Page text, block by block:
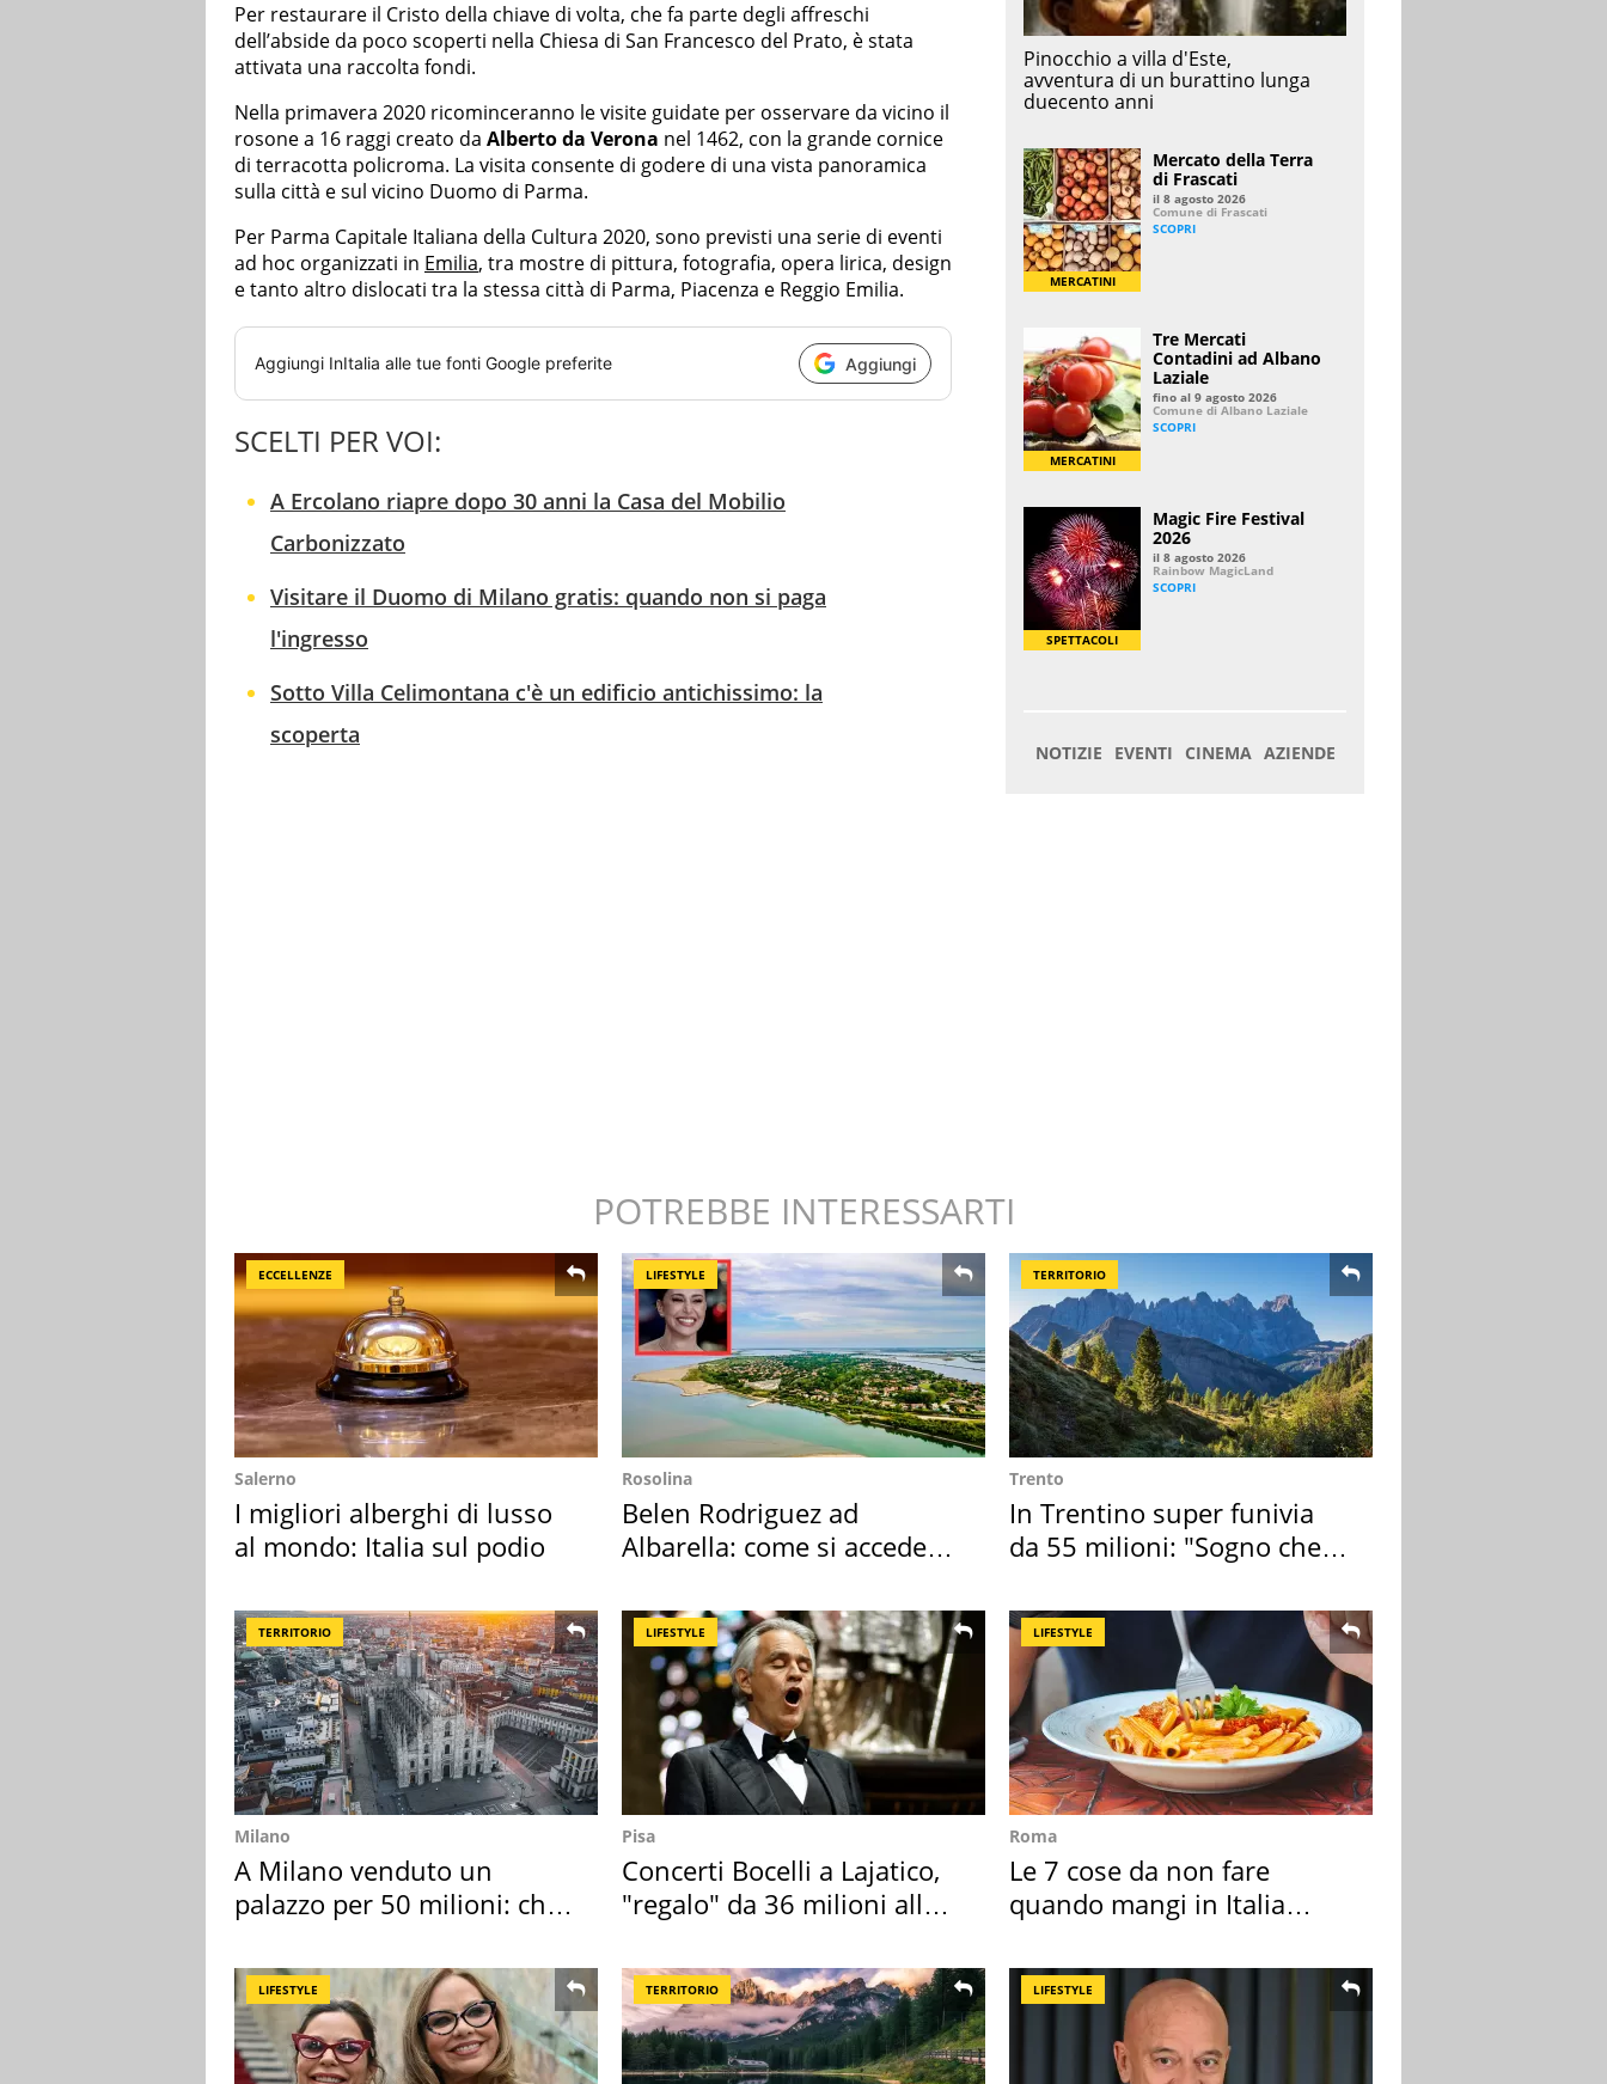
Per restaurare il Cristo della chiave di volta, che fa parte degli affreschi
dell’abside da poco scoperti nella Chiesa di San Francesco del Prato, è stata
attivata una raccolta fondi.
Nella primavera 2020 ricominceranno le visite guidate per osservare da vicino il
rosone a 16 raggi creato da Alberto da Verona nel 1462, con la grande cornice
di terracotta policroma. La visita consente di godere di una vista panoramica
sulla città e sul vicino Duomo di Parma.
Per Parma Capitale Italiana della Cultura 2020, sono previsti una serie di eventi
ad hoc organizzati in Emilia, tra mostre di pittura, fotografia, opera lirica, design
e tanto altro dislocati tra la stessa città di Parma, Piacenza e Reggio Emilia.
Aggiungi InItalia alle tue fonti Google preferite Aggiungi
SCELTI PER VOI:
A Ercolano riapre dopo 30 anni la Casa del Mobilio
Carbonizzato
Visitare il Duomo di Milano gratis: quando non si paga
l'ingresso
Sotto Villa Celimontana c'è un edificio antichissimo: la
scoperta
POTREBBE INTERESSARTI
ECCELLENZE
Salerno
I migliori alberghi di lusso
al mondo: Italia sul podio
LIFESTYLE
Rosolina
Belen Rodriguez ad
Albarella: come si accede
TERRITORIO
Trento
In Trentino super funivia
da 55 milioni: "Sogno che si
TERRITORIO
Milano
A Milano venduto un
palazzo per 50 milioni: chi
LIFESTYLE
Pisa
Concerti Bocelli a Lajatico,
"regalo" da 36 milioni alla
LIFESTYLE
Roma
Le 7 cose da non fare
quando mangi in Italia
LIFESTYLE TERRITORIO LIFESTYLE